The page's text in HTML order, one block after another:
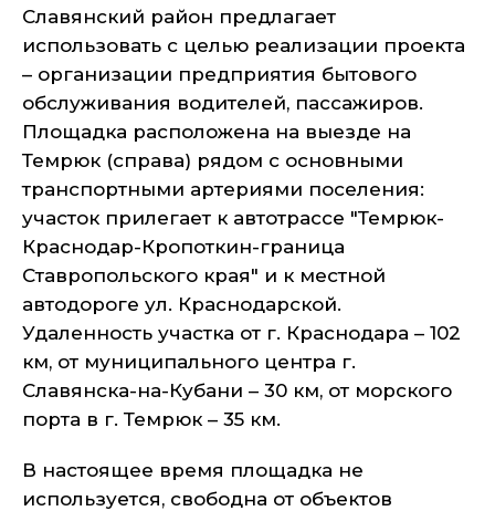
Славянский район предлагает
использовать с целью реализации проекта
– организации предприятия бытового
обслуживания водителей, пассажиров.
Площадка расположена на выезде на
Темрюк (справа) рядом с основными
транспортными артериями поселения:
участок прилегает к автотрассе "Темрюк-
Краснодар-Кропоткин-граница
Ставропольского края" и к местной
автодороге ул. Краснодарской.
Удаленность участка от г. Краснодара – 102
км, от муниципального центра г.
Славянска-на-Кубани – 30 км, от морского
порта в г. Темрюк – 35 км.
В настоящее время площадка не
используется, свободна от объектов